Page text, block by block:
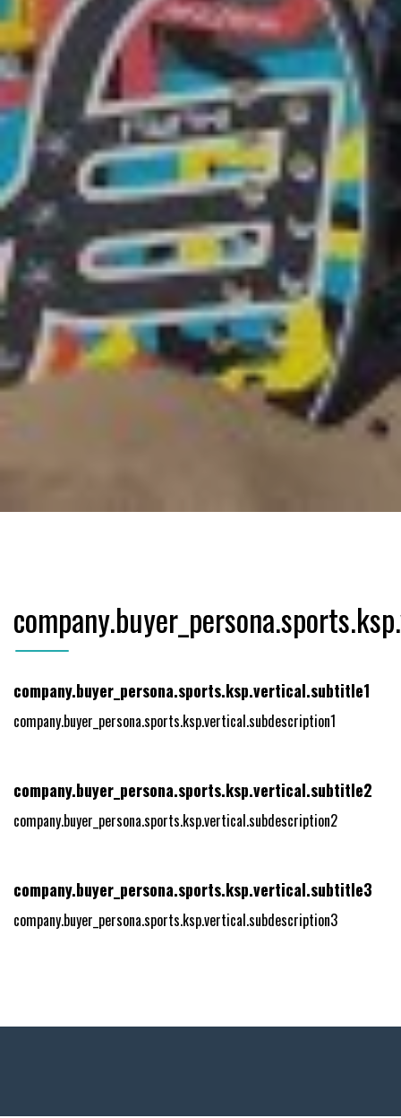
company.buyer_persona.sports.ksp.vertical.subtitle1
company.buyer_persona.sports.ksp.vertical.subdescription1
company.buyer_persona.sports.ksp.vertical.subtitle2
company.buyer_persona.sports.ksp.vertical.subdescription2
company.buyer_persona.sports.ksp.vertical.subtitle3
company.buyer_persona.sports.ksp.vertical.subdescription3